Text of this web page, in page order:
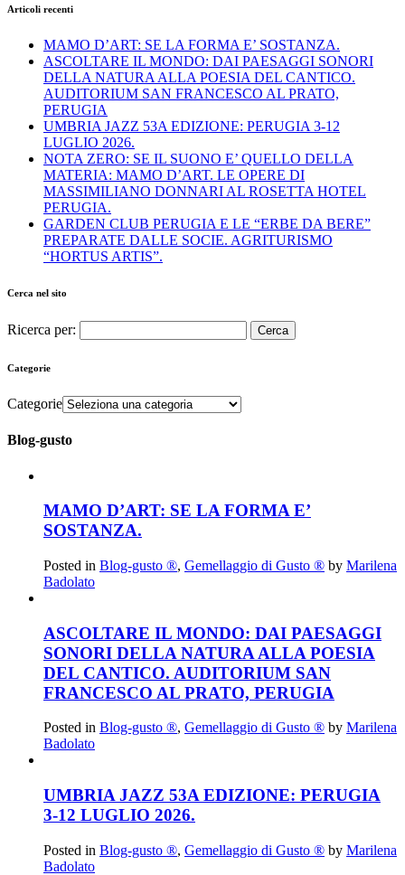
Articoli recenti
MAMO D’ART: SE LA FORMA E’ SOSTANZA.
ASCOLTARE IL MONDO: DAI PAESAGGI SONORI
DELLA NATURA ALLA POESIA DEL CANTICO.
AUDITORIUM SAN FRANCESCO AL PRATO,
PERUGIA
UMBRIA JAZZ 53A EDIZIONE: PERUGIA 3-12
LUGLIO 2026.
NOTA ZERO: SE IL SUONO E’ QUELLO DELLA
MATERIA: MAMO D’ART. LE OPERE DI
MASSIMILIANO DONNARI AL ROSETTA HOTEL
PERUGIA.
GARDEN CLUB PERUGIA E LE “ERBE DA BERE”
PREPARATE DALLE SOCIE. AGRITURISMO
“HORTUS ARTIS”.
Cerca nel sito
Ricerca per:
Categorie
Categorie
Blog-gusto
MAMO D’ART: SE LA FORMA E’
SOSTANZA.
Posted in Blog-gusto ®, Gemellaggio di Gusto ® by Marilena
Badolato
ASCOLTARE IL MONDO: DAI PAESAGGI
SONORI DELLA NATURA ALLA POESIA
DEL CANTICO. AUDITORIUM SAN
FRANCESCO AL PRATO, PERUGIA
Posted in Blog-gusto ®, Gemellaggio di Gusto ® by Marilena
Badolato
UMBRIA JAZZ 53A EDIZIONE: PERUGIA
3-12 LUGLIO 2026.
Posted in Blog-gusto ®, Gemellaggio di Gusto ® by Marilena
Badolato